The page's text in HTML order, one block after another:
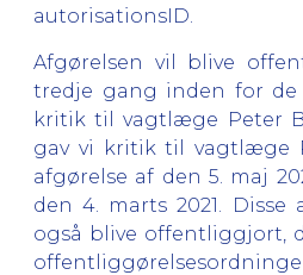
autorisationsID.
Afgørelsen vil blive
tredje gang inden for de
kritik til vagtlæge Peter
gav vi kritik til vagtlæge
afgørelse af den 5. maj
den 4. marts 2021. Disse
også blive offentliggjort,